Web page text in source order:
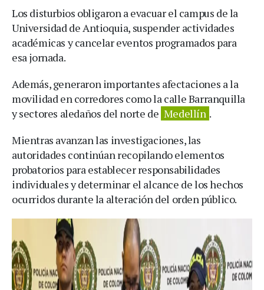
Los disturbios obligaron a evacuar el campus de la
Universidad de Antioquia, suspender actividades
académicas y cancelar eventos programados para
esa jornada.
Además, generaron importantes afectaciones a la
movilidad en corredores como la calle Barranquilla
y sectores aledaños del norte de Medellín .
Mientras avanzan las investigaciones, las
autoridades continúan recopilando elementos
probatorios para establecer responsabilidades
individuales y determinar el alcance de los hechos
ocurridos durante la alteración del orden público.